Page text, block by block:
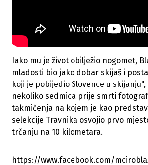
Iako mu je život obilježio nogomet,
mladosti bio jako dobar skijaš i
koji je pobijedio Slovence u
nekoliko sedmica prije smrti
takmičenja na kojem je kao
selekcije Travnika osvojio prvo
trčanju na 10 kilometara.
https://www.facebook.com/